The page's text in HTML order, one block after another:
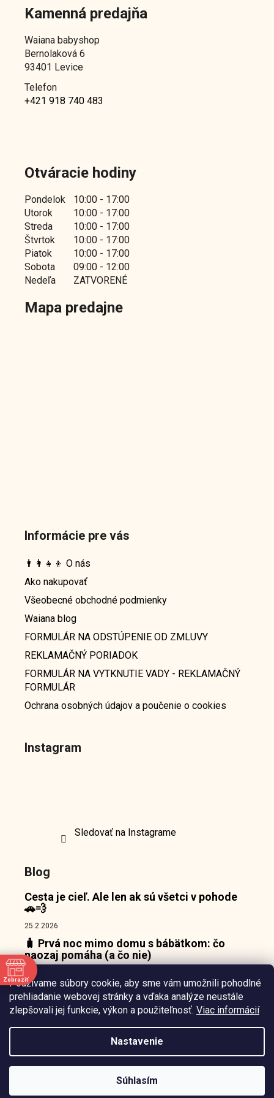
Používame súbory cookie, aby sme vám umožnili pohodlné
prehliadanie webovej stránky a vďaka analýze neustále
zlepšovali jej funkcie, výkon a použiteľnosť. Viac informácií
Nastavenie
Súhlasím
i
s
Kamenná predajňa
Waiana babyshop
Bernolaková 6
93401 Levice
Telefon
+421 918 740 483
Otváracie hodiny
Pondelok
10:00 - 17:00
Utorok
10:00 - 17:00
Streda
10:00 - 17:00
Štvrtok
10:00 - 17:00
Piatok
10:00 - 17:00
Sobota
09:00 - 12:00
Nedeľa
ZATVORENÉ
Mapa predajne
Informácie pre vás
👨‍👩‍👧‍👦 O nás
Ako nakupovať
Všeobecné obchodné podmienky
Waiana blog
FORMULÁR NA ODSTÚPENIE OD ZMLUVY
REKLAMAČNÝ PORIADOK
FORMULÁR NA VYTKNUTIE VADY - REKLAMAČNÝ
FORMULÁR
Ochrana osobných údajov a poučenie o cookies
Instagram
Sledovať na Instagrame
Blog
Cesta je cieľ. Ale len ak sú všetci v pohode
🚗💨
25.2.2026
🧳 Prvá noc mimo domu s bábätkom: čo
naozaj pomáha (a čo nie)
18.2.2026
👶 Prečo bábätká nepotrebujú zábavu, ale
pokojný bod, o ktorý sa môžu oprieť 🌙
VytvořilŠtefan MazáňnaShoptetu
Waiana.sk. Všetky práva vyhradené.
Zobraziť